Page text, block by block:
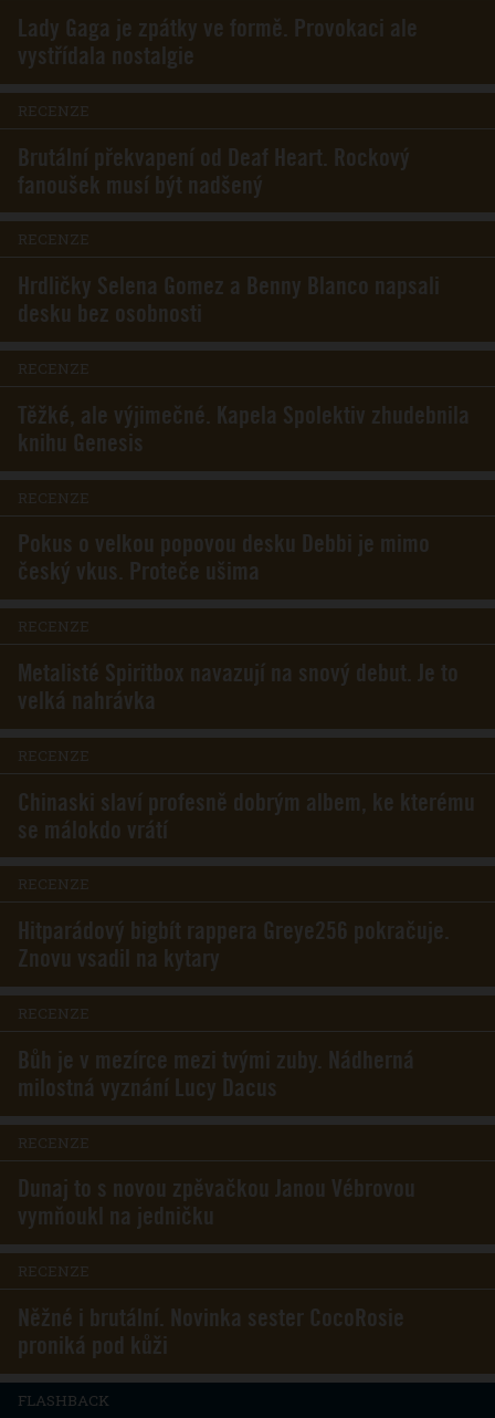
Lady Gaga je zpátky ve formě. Provokaci ale
vystřídala nostalgie
RECENZE
Brutální překvapení od Deaf Heart. Rockový
fanoušek musí být nadšený
RECENZE
Hrdličky Selena Gomez a Benny Blanco napsali
desku bez osobnosti
RECENZE
Těžké, ale výjimečné. Kapela Spolektiv zhudebnila
knihu Genesis
RECENZE
Pokus o velkou popovou desku Debbi je mimo
český vkus. Proteče ušima
RECENZE
Metalisté Spiritbox navazují na snový debut. Je to
velká nahrávka
RECENZE
Chinaski slaví profesně dobrým albem, ke kterému
se málokdo vrátí
RECENZE
Hitparádový bigbít rappera Greye256 pokračuje.
Znovu vsadil na kytary
RECENZE
Bůh je v mezírce mezi tvými zuby. Nádherná
milostná vyznání Lucy Dacus
RECENZE
Dunaj to s novou zpěvačkou Janou Vébrovou
vymňoukl na jedničku
RECENZE
Něžné i brutální. Novinka sester CocoRosie
proniká pod kůži
FLASHBACK